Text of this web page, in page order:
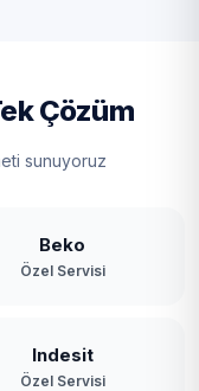
Çözüm
sunuyoruz
Beko
Özel Servisi
Indesit
Özel Servisi